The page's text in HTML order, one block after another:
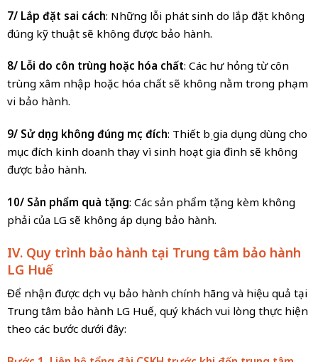
7/ Lắp đặt sai cách: Những lỗi phát sinh do lắp đặt không
đúng kỹ thuật sẽ không được bảo hành.
8/ Lỗi do côn trùng hoặc hóa chất: Các hư hỏng từ côn
trùng xâm nhập hoặc hóa chất sẽ không nằm trong phạm
vi bảo hành.
9/ Sử dụng không đúng mục đích: Thiết bị gia dụng dùng cho
mục đích kinh doanh thay vì sinh hoạt gia đình sẽ không
được bảo hành.
10/ Sản phẩm quà tặng: Các sản phẩm tặng kèm không
phải của LG sẽ không áp dụng bảo hành.
IV. Quy trình bảo hành tại Trung tâm bảo hành
LG Huế
Để nhận được dịch vụ bảo hành chính hãng và hiệu quả tại
Trung tâm bảo hành LG Huế, quý khách vui lòng thực hiện
theo các bước dưới đây: